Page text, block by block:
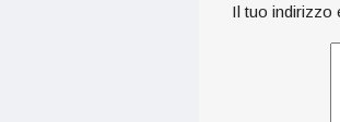
Il tuo indirizzo